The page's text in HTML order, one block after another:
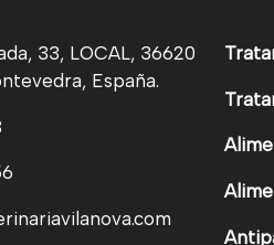
33, LOCAL, 36620
España.